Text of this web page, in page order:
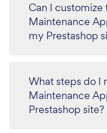
Can I customize
Maintenance
my Prestashop
What steps do I
Maintenance
Prestashop site?